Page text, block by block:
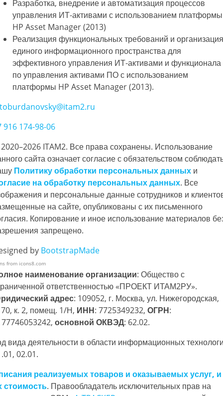
Разработка, внедрение и автоматизация процессов
управления ИТ-активами с использованием платформы
HP Asset Manager (2013)
Реализация функциональных требований и организация
единого информационного пространства для
эффективного управления ИТ-активами и функционала
по управления активами ПО с использованием
платформы HP Asset Manager (2013).
916 174-98-06
ITAM2. Все права сохранены. Использование
сайта означает согласие с обязательством
Политику обработки персональных данных и
на обработку персональных данных. Все
и персональные данные сотрудников и
на сайте, опубликованы с их письменного
Копирование и иное использование материалов
запрещено.
by BootstrapMade
from icons8.com
наименование организации: Общество с
ответственностью «ПРОЕКТ ИТАМ2РУ».
адрес: 109052, г. Москва, ул. Нижегородская,
к. 2, помещ. 1/Н, ИНН: 7725349232, ОГРН:
основной ОКВЭД: 62.02.
вида деятельности в области информационных
02.01.
реализуемых товаров и оказываемых услуг, и
стоимость. Правообладатель исключительных прав на